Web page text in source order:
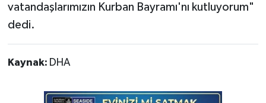
vatandaşlarımızın Kurban Bayramı'nı kutluyorum"
dedi.
Kaynak: DHA